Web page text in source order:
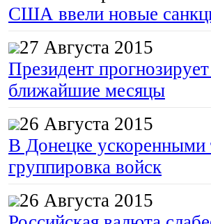
США ввели новые
27 Августа 2015
Президент
ближайшие месяцы
26 Августа 2015
В Донецке ускоренными
группировка войск
26 Августа 2015